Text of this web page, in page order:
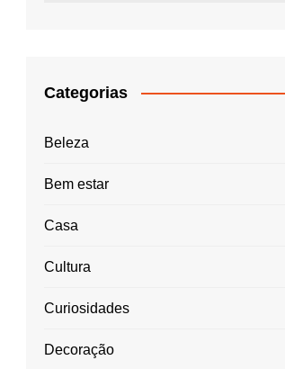
Categorias
Beleza
Bem estar
Casa
Cultura
Curiosidades
Decoração